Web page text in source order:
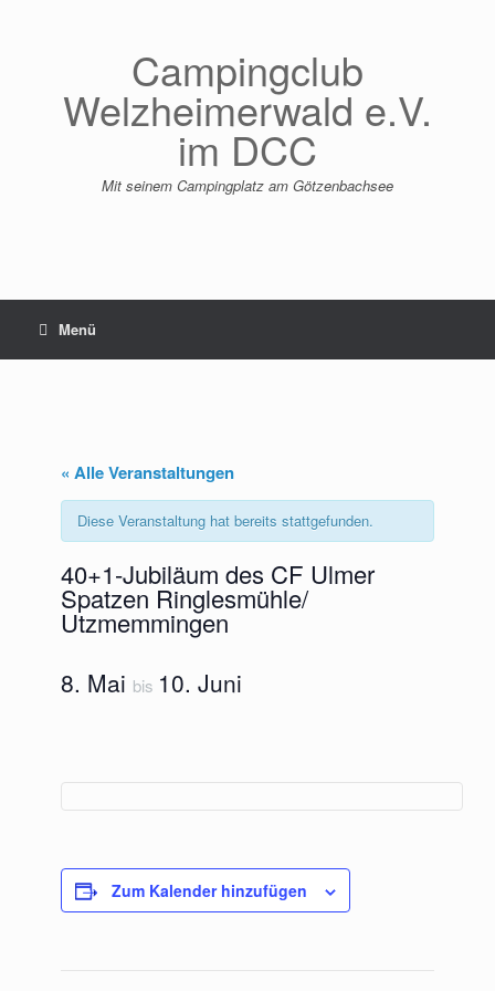
Campingclub
Welzheimerwald e.V.
im DCC
Mit seinem Campingplatz am Götzenbachsee
Menü
« Alle Veranstaltungen
Diese Veranstaltung hat bereits stattgefunden.
40+1-Jubiläum des CF Ulmer
Spatzen Ringlesmühle/
Utzmemmingen
8. Mai bis 10. Juni
Zum Kalender hinzufügen